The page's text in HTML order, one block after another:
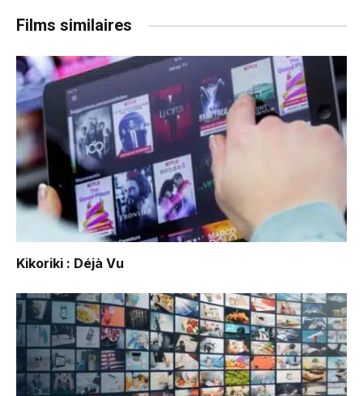
Films similaires
Kikoriki : Déjà Vu